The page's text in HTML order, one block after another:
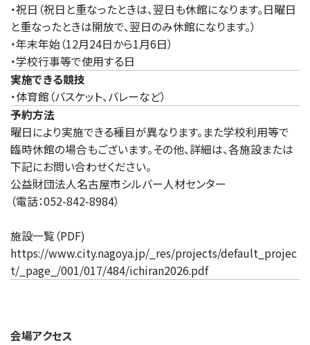
・祝日（祝日と重なったときは、翌日も休館になります。日曜日
と重なったときは開放で、翌日のみ休館になります。）
・年末年始（12月24日から1月6日）
・学校行事等で使用する日
実施できる競技
・体育館（バスケット、バレーなど）
予約方法
曜日により実施できる種目が異なります。また学校利用等で
臨時休館の場合もございます。その他、詳細は、各施設または
下記にお問い合わせください。
公益財団法人名古屋市シルバー人材センター
（電話：052-842-8984）
施設一覧（PDF)
https://www.city.nagoya.jp/_res/projects/default_projec
t/_page_/001/017/484/ichiran2026.pdf
会場アクセス